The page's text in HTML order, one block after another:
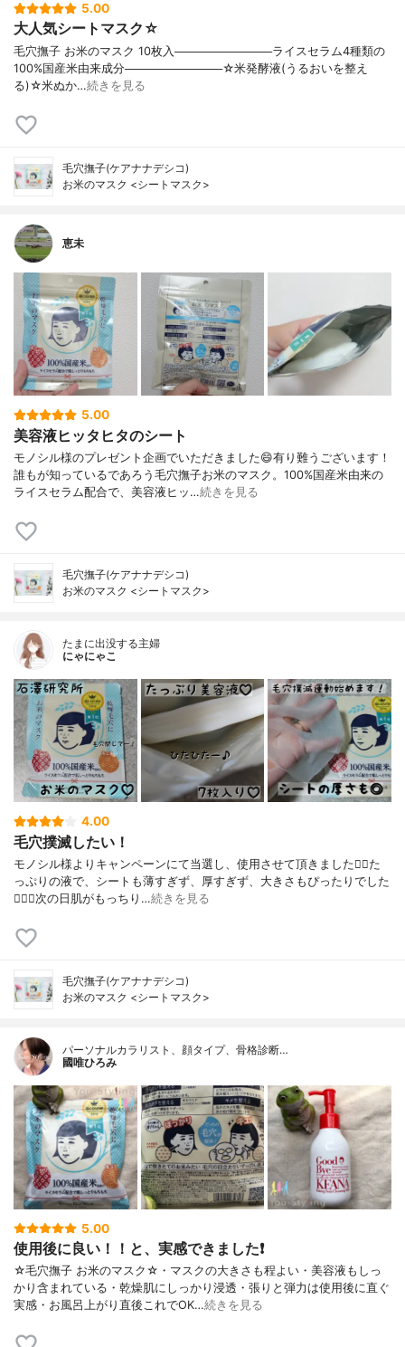
5.00
大人気シートマスク☆
毛穴撫子 お米のマスク 10枚入────────────ライスセラム4種類の
100%国産米由来成分────────────☆米発酵液(うるおいを整え
る)☆米ぬか…続きを見る
毛穴撫子(ケアナナデシコ)
お米のマスク <シートマスク>
恵未
5.00
美容液ヒッタヒタのシート
モノシル様のプレゼント企画でいただきました😄有り難うございます！
誰もが知っているであろう毛穴撫子お米のマスク。100%国産米由来の
ライスセラム配合で、美容液ヒッ…続きを見る
毛穴撫子(ケアナナデシコ)
お米のマスク <シートマスク>
たまに出没する主婦
にゃにゃこ
4.00
毛穴撲滅したい！
モノシル様よりキャンペーンにて当選し、使用させて頂きました🙇‍♀️た
っぷりの液で、シートも薄すぎず、厚すぎず、大きさもぴったりでした
🙆🏻‍♀️次の日肌がもっちり…続きを見る
毛穴撫子(ケアナナデシコ)
お米のマスク <シートマスク>
パーソナルカラリスト、顔タイプ、骨格診断…
國唯ひろみ
5.00
使用後に良い！！と、実感できました❗
☆毛穴撫子 お米のマスク☆・マスクの大きさも程よい・美容液もしっ
かり含まれている・乾燥肌にしっかり浸透・張りと弾力は使用後に直ぐ
実感・お風呂上がり直後これでOK…続きを見る